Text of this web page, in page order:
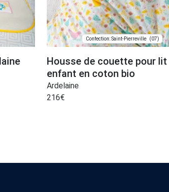
Confection: Saint-Pierreville (07)
Housse de couette pour lit
enfant en coton bio
Ardelaine
216€